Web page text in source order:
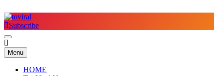
to
content
Subscribe
Menu
HOME